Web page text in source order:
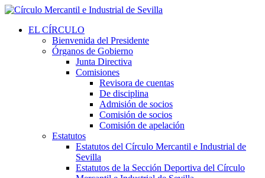
EL CÍRCULO
Bienvenida del Presidente
Órganos de Gobierno
Junta Directiva
Comisiones
Revisora de cuentas
De disciplina
Admisión de socios
Comisión de socios
Comisión de apelación
Estatutos
Estatutos del Círculo Mercantil e Industrial de
Sevilla
Estatutos de la Sección Deportiva del Círculo